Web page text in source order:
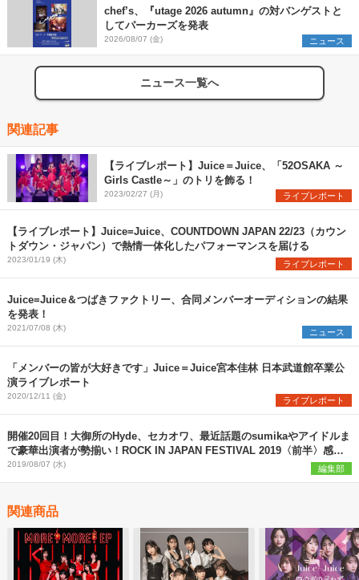
chef’s、『utage 2026 autumn』の対バンゲストと
してパーカーズを発表
2026/08/07 (金) ニュース
ニュース一覧へ
関連記事
【ライブレポート】Juice＝Juice、「52OSAKA ～
Girls Castle～」のトリを飾る！
2023/02/27 (月) ライブレポート
【ライブレポート】Juice=Juice、COUNTDOWN JAPAN 22/23（カウン
トダウン・ジャパン）で熱情一体化したパフォーマンスを届ける
2023/01/19 (木) ライブレポート
Juice=Juice＆つばきファクトリー、合同メンバーオーディションの結果
を発表！
2021/07/08 (木) ニュース
「メンバーの皆が大好きです」Juice＝Juice宮本佳林 日本武道館卒業公
演ライブレポート
2020/12/11 (金) ライブレポート
開催20回目！大御所のHyde、セカオワ、最近話題のsumikaやアイドルま
で豪華出演者が勢揃い！ROCK IN JAPAN FESTIVAL 2019〈前半〉感想
まとめ
2019/08/07 (水) 編集部
関連商品